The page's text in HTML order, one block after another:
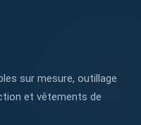
sur mesure, outillage
et vêtements de